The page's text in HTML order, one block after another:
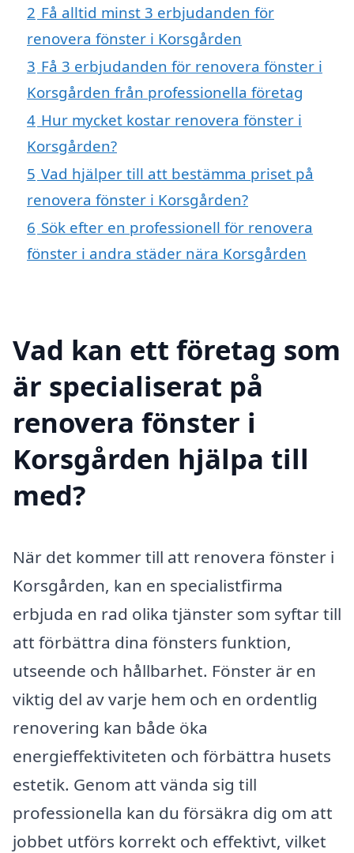
2 Få alltid minst 3 erbjudanden för
renovera fönster i Korsgården
3 Få 3 erbjudanden för renovera fönster i
Korsgården från professionella företag
4 Hur mycket kostar renovera fönster i
Korsgården?
5 Vad hjälper till att bestämma priset på
renovera fönster i Korsgården?
6 Sök efter en professionell för renovera
fönster i andra städer nära Korsgården
Vad kan ett företag som
är specialiserat på
renovera fönster i
Korsgården hjälpa till
med?
När det kommer till att renovera fönster i
Korsgården, kan en specialistfirma
erbjuda en rad olika tjänster som syftar till
att förbättra dina fönsters funktion,
utseende och hållbarhet. Fönster är en
viktig del av varje hem och en ordentlig
renovering kan både öka
energieffektiviteten och förbättra husets
estetik. Genom att vända sig till
professionella kan du försäkra dig om att
jobbet utförs korrekt och effektivt, vilket